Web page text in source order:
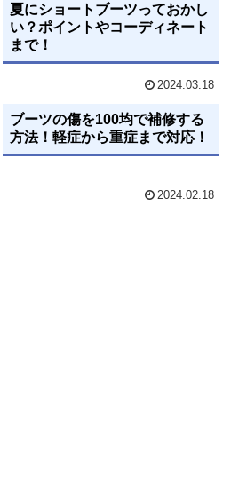
夏にショートブーツっておかし
い？ポイントやコーディネート
まで！
2024.03.18
ブーツの傷を100均で補修する
方法！軽症から重症まで対応！
2024.02.18